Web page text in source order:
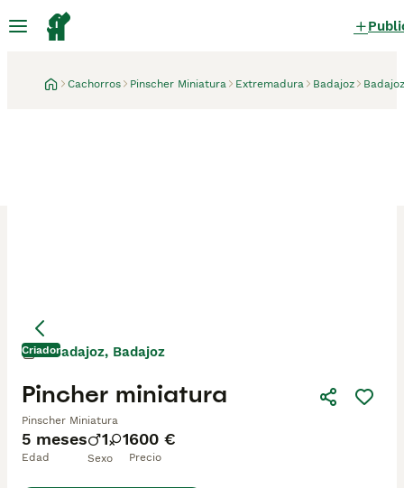
Cachorros Pinscher Miniatura Extremadura Badajoz Badajoz
Criador
5 meses
Edad
1 1
Sexo
600 €
Precio
Pincher miniatura
Pinscher Miniatura
Badajoz, Badajoz